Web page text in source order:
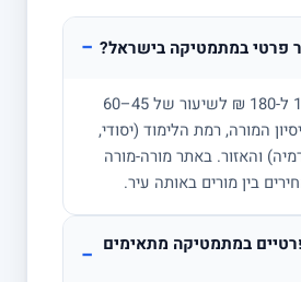
פרטי במתמטיקה בישראל? −
בדרך כלל בין 100 ל-180 ₪ לשיעור של 45–60
המורה, רמת הלימוד (יסודי,
והאזור. באתר מורה-מורה
בין מורים באותה עיר.
במתמטיקה מתאימים −